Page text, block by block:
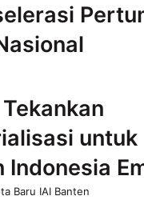
untuk
Indonesia